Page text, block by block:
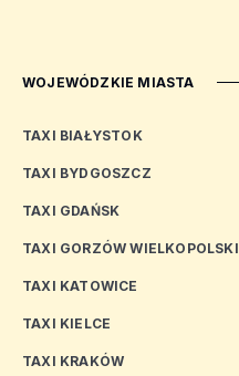
WOJEWÓDZKIE MIASTA
TAXI BIAŁYSTOK
TAXI BYDGOSZCZ
TAXI GDAŃSK
TAXI GORZÓW WIELKOPOLSKI
TAXI KATOWICE
TAXI KIELCE
TAXI KRAKÓW